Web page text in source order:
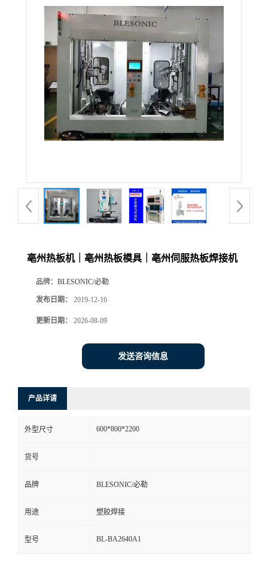
亳州热板机｜亳州热板模具｜亳州伺服热板焊接机
品牌： BLESONIC/必勒
发布日期： 2019-12-16
更新日期： 2026-08-09
发送咨询信息
产品详请
外型尺寸 600*800*2200
货号
品牌 BLESONIC/必勒
用途 塑胶焊接
型号 BL-BA2640A1